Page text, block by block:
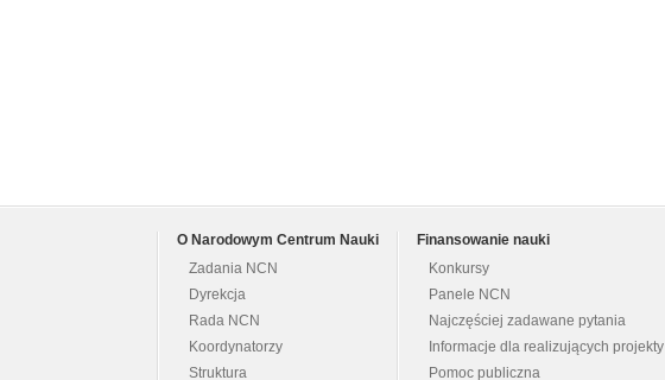
O Narodowym Centrum Nauki
Zadania NCN
Dyrekcja
Rada NCN
Koordynatorzy
Struktura
Finansowanie nauki
Konkursy
Panele NCN
Najczęściej zadawane pytania
Informacje dla realizujących projekty
Pomoc publiczna